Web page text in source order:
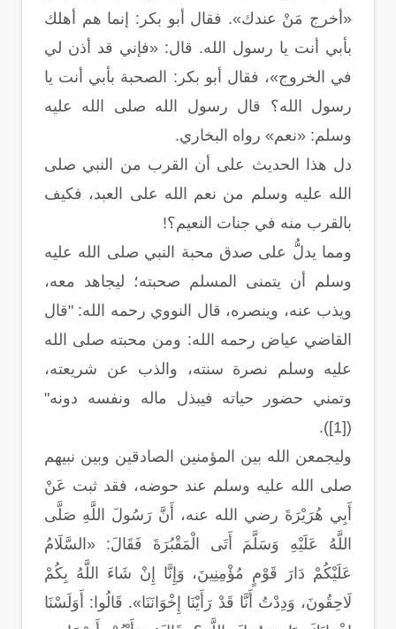
«أخرج مَنْ عندك». فقال أبو بكر: إنما هم أهلك
بأبي أنت يا رسول الله. قال: «فإني قد أذن لي
في الخروج»، فقال أبو بكر: الصحبة بأبي أنت يا
رسول الله؟ قال رسول الله صلى الله عليه
وسلم: «نعم» رواه البخاري.
دل هذا الحديث على أن القرب من النبي صلى
الله عليه وسلم من نعم الله على العبد، فكيف
بالقرب منه في جنات النعيم؟!
ومما يدلُّ على صدق محبة النبي صلى الله عليه
وسلم أن يتمنى المسلم صحبته؛ ليجاهد معه،
ويذب عنه، وينصره، قال النووي رحمه الله: "قال
القاضي عياض رحمه الله: ومن محبته صلى الله
عليه وسلم نصرة سنته، والذب عن شريعته،
وتمني حضور حياته فيبذل ماله ونفسه دونه"
([1]).
وليجمعن الله بين المؤمنين الصادقين وبين نبيهم
صلى الله عليه وسلم عند حوضه، فقد ثبت عَنْ
أَبِي هُرَيْرَةَ رضي الله عنه، أَنَّ رَسُولَ اللَّهِ صَلَّى
اللَّهُ عَلَيْهِ وَسَلَّمَ أَتَى الْمَقْبُرَةَ فَقَالَ: «السَّلَامُ
عَلَيْكُمْ دَارَ قَوْمٍ مُؤْمِنِينَ، وَإِنَّا إِنْ شَاءَ اللَّهُ بِكُمْ
لَاحِقُونَ، وَدِدْتُ أَنَّا قَدْ رَأَيْنَا إِخْوَانَنَا». قَالُوا: أَوَلَسْنَا